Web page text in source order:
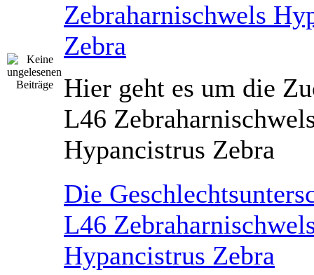
Zebraharnischwels
Zebra
Hier geht es um die
L46
Hypancistrus Zebra
Die
L46
Hypancistrus Zebra